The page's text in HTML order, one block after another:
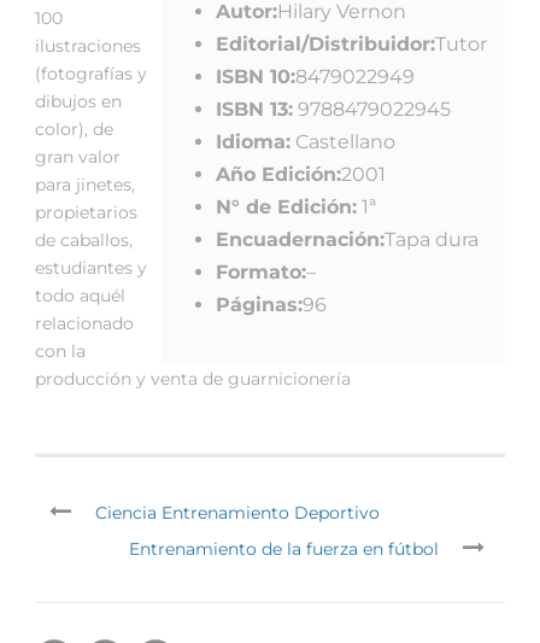
Autor:Hilary Vernon
Editorial/Distribuidor:Tutor
ISBN 10:8479022949
ISBN 13: 9788479022945
Idioma: Castellano
Año Edición:2001
N° de Edición: 1ª
Encuadernación:Tapa dura
Formato:–
Páginas:96
100
ilustraciones
(fotografías y
dibujos en
color), de
gran valor
para jinetes,
propietarios
de caballos,
estudiantes y
todo aquél
relacionado
con la
producción y venta de guarnicionería
Ciencia Entrenamiento Deportivo
Entrenamiento de la fuerza en fútbol